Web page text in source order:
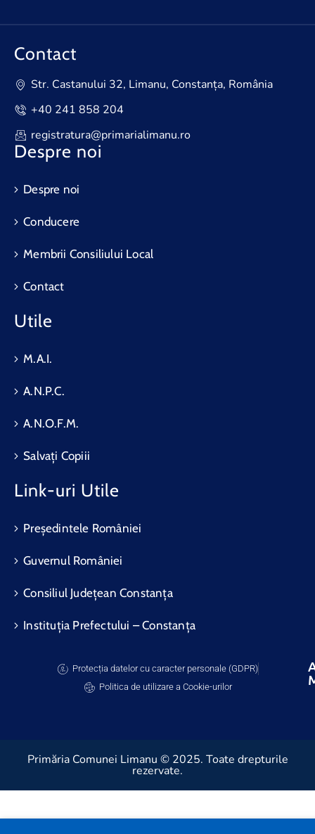
Contact
Str. Castanului 32, Limanu, Constanța, România
+40 241 858 204
registratura@primarialimanu.ro
Despre noi
Despre noi
Conducere
Membrii Consiliului Local
Contact
Utile
M.A.I.
A.N.P.C.
A.N.O.F.M.
Salvați Copiii
Link-uri Utile
Președintele României
Guvernul României
Consiliul Județean Constanța
Instituția Prefectului – Constanța
Protecția datelor cu caracter personale (GDPR)
Politica de utilizare a Cookie-urilor
Primăria Comunei Limanu © 2025. Toate drepturile
rezervate.